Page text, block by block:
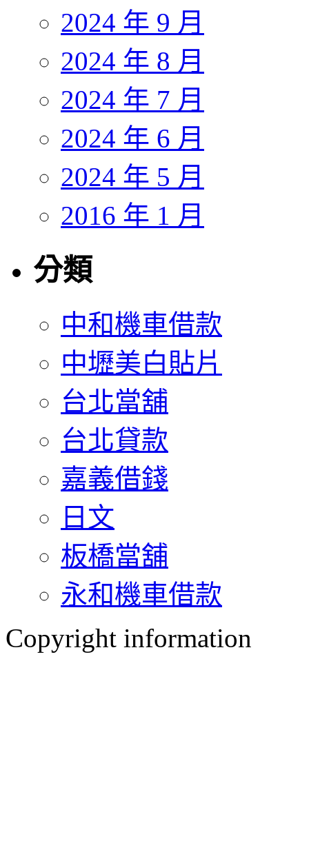
2024 年 9 月
2024 年 8 月
2024 年 7 月
2024 年 6 月
2024 年 5 月
2016 年 1 月
分類
中和機車借款
中壢美白貼片
台北當舖
台北貸款
嘉義借錢
日文
板橋當舖
永和機車借款
Copyright information